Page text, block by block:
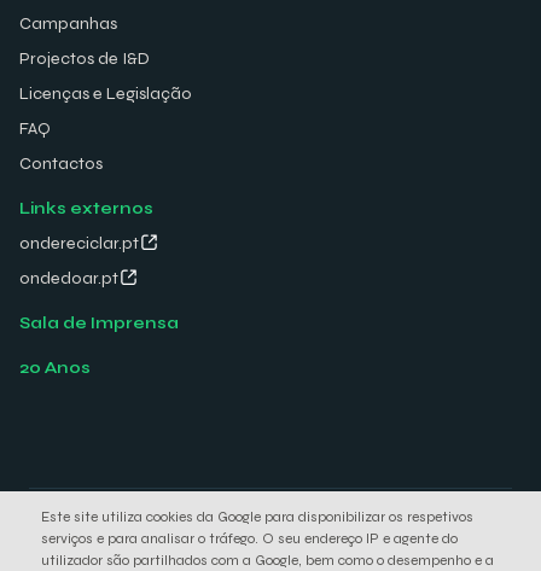
Campanhas
Projectos de I&D
Licenças e Legislação
FAQ
Contactos
Links externos
ondereciclar.pt
ondedoar.pt
Sala de Imprensa
20 Anos
© 2026 Electrão. All rights reserved.
Política de PrivacidadePolítica de Cookies
Este site utiliza cookies da Google para disponibilizar os respetivos
serviços e para analisar o tráfego. O seu endereço IP e agente do
utilizador são partilhados com a Google, bem como o desempenho e a